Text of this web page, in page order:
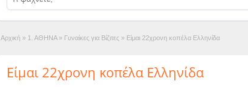
Αρχική » 1. ΑΘΗΝΑ » Γυναίκες για Βίζιτες » Είμαι 22χρονη κοπέλα Ελληνίδα
Είμαι 22χρονη κοπέλα Ελληνίδα